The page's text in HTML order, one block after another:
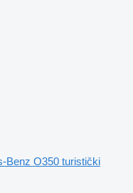
Benz O350 turistički